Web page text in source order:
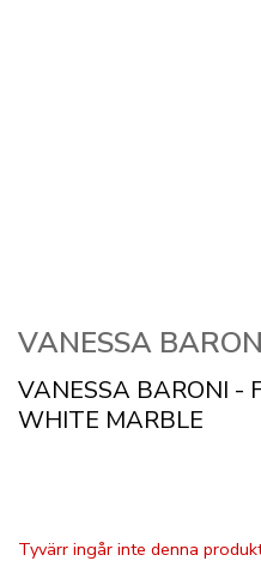
VANESSA
VANESSA BARONI -
WHITE MARBLE
Tyvärr ingår inte denna